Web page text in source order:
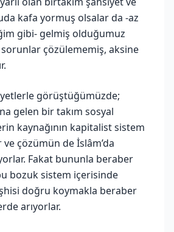
kafa yormuş olsalar da -az
gibi- gelmiş olduğumuz
çözülememiş, aksine
görüştüğümüzde;
gelen bir takım sosyal
kaynağının kapitalist sistem
çözümün de İslâm’da
Fakat bununla beraber
bozuk sistem içerisinde
doğru koymakla beraber
arıyorlar.